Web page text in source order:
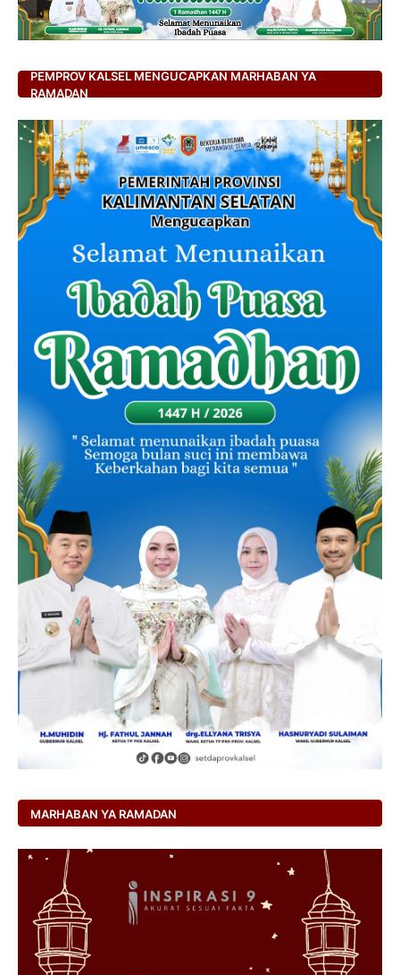
PEMPROV KALSEL MENGUCAPKAN MARHABAN YA
RAMADAN
MARHABAN YA RAMADAN